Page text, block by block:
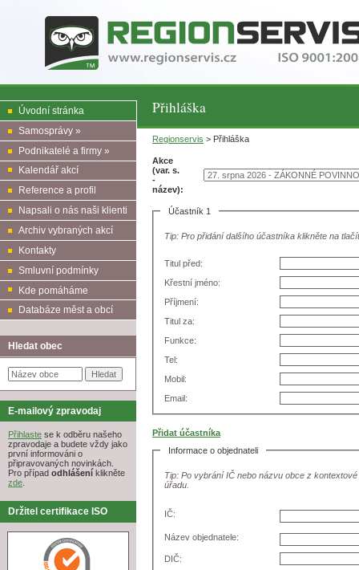
Přihláška
Úvodní stránka
Samosprávy »
Podnikatelé a firmy »
Kalendář akcí
Reference a profil
Napsali o nás naši klienti
Archiv vybraných akcí
Kontakty
Smluvní podmínky
Kde pomáháme
Databáze měst a obcí
Hledat obec
E-mailový zpravodaj
Přihlaste se k odběru našeho
zpravodaje a budete vždy jako
první informováni o
připravovaných novinkách.
Pro případ odhlášení klikněte
zde.
Držitel certifikace ISO
Regionservis > Přihláška
Akce
(var. s.
-
název):
Účastník 1
Tip: Pro přidání dalšího účastníka klikněte na
Titul před:
Křestní jméno:
Příjmení:
Titul za:
Funkce:
Tel:
Mobil:
Email:
Přidat účastníka
Informace o objednateli
Tip: Po vybrání IČ nebo názvu obce z
úřadu.
IČ:
Název objednatele:
DIČ: